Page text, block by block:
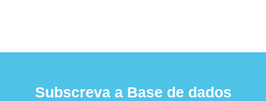
Subscreva a Base de dados